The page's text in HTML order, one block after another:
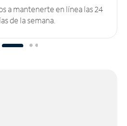
a mantenerte en línea las 24
de la semana.